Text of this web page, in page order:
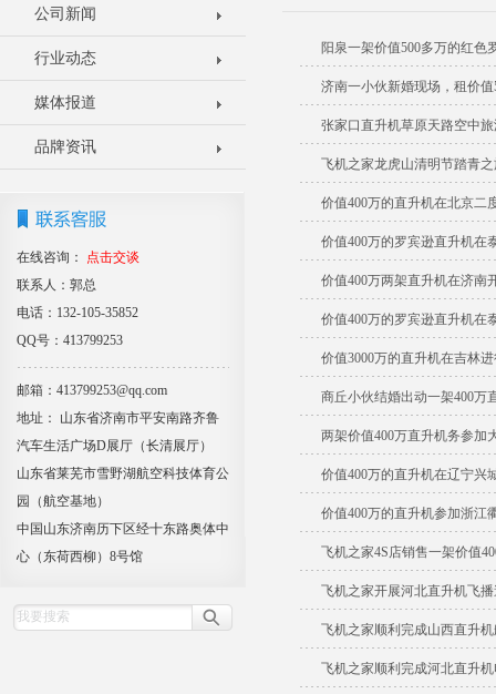
公司新闻
行业动态
媒体报道
品牌资讯
在线咨询：
点击交谈
联系人：郭总
电话：132-105-35852
QQ号：413799253
邮箱：413799253@qq.com
地址： 山东省济南市平安南路齐鲁
汽车生活广场D展厅（长清展厅）
山东省莱芜市雪野湖航空科技体育公
园（航空基地）
中国山东济南历下区经十东路奥体中
心（东荷西柳）8号馆
阳泉一架价值500多万的红色
济南一小伙新婚现场，租价
张家口直升机草原天路空中
飞机之家龙虎山清明节踏青
价值400万的直升机在北京二
价值400万的罗宾逊直升机在
价值400万两架直升机在济南
价值400万的罗宾逊直升机在
价值3000万的直升机在吉林
商丘小伙结婚出动一架400万
两架价值400万直升机务参加
价值400万的直升机在辽宁兴
价值400万的直升机参加浙江
飞机之家4S店销售一架价值
飞机之家开展河北直升机飞
飞机之家顺利完成山西直升
飞机之家顺利完成河北直升